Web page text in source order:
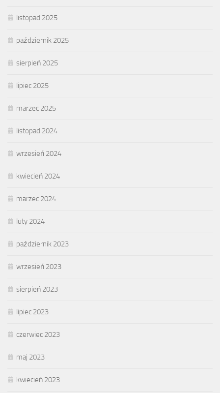
listopad 2025
październik 2025
sierpień 2025
lipiec 2025
marzec 2025
listopad 2024
wrzesień 2024
kwiecień 2024
marzec 2024
luty 2024
październik 2023
wrzesień 2023
sierpień 2023
lipiec 2023
czerwiec 2023
maj 2023
kwiecień 2023